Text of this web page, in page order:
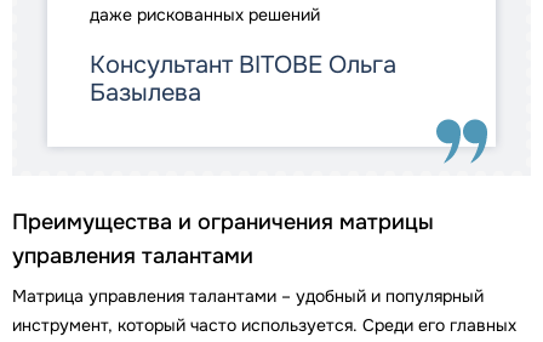
даже рискованных решений
Консультант BITOBE Ольга
Базылева
Преимущества и ограничения матрицы
управления талантами
Матрица управления талантами – удобный и популярный
инструмент, который часто используется. Среди его главных